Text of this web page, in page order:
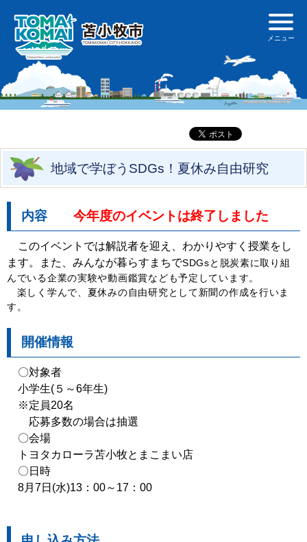
地域で学ぼうSDGs！夏休み自由研究
内容 今年度のイベントは終了しました
このイベントでは解説者を迎え、わかりやすく授業をし
ます。また、みんなが暮らすまちでSDGsと脱炭素に取り組
んでいる企業の実験や動画鑑賞なども予定しています。
楽しく学んで、夏休みの自由研究として新聞の作成を行いま
す。
開催情報
〇対象者
小学生(５～6年生)
※定員20名
応募多数の場合は抽選
〇会場
トヨタカローラ苫小牧とまこまい店
〇日時
8月7日(水)13：00～17：00